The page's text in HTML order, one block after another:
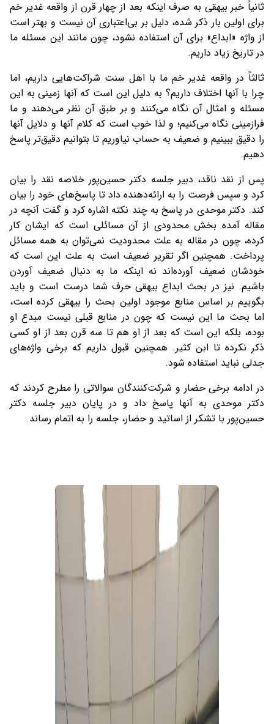
ثانیاً خبر بیهقی به صرف اینکه بعد از چهار قرن از واقعه غدیر خم
برای اولین بار ذکر شده، دلیل بر بی‌اعتباری آن نیست و بهتر است
از واژه «ابداع» برای آن استفاده نشود، چون مانند این مسئله ما
در تاریخ زیاد داریم.
ثالثاً در واقعه غدیر خم ما با اهل سنت شراکت‌هایی داریم، اما
چرا با آنها اختلاف داریم؟ به دلیل این است که آنها زمینی به این
مسئله و امثال آن نگاه می‌کنند و بر طبق آن نظر می‌دهند و ما
فرازمینی نگاه می‌کنیم؛ و لذا خوب است که کلام آنها و دلایل آنها
را دقیق ببینیم و ضعیف به حساب نیاوریم تا بتوانیم دقیق‌تر پاسخ
دهیم.
پس از نقد ناقد، دبیر جلسه دکتر حسین‌پور خلاصه نقد را بیان
کرد و سپس فرصت را به ارائه‌دهنده داد تا پاسخ‌های خود را بیان
کند. دکتر موحدی در پاسخ به چند نکته اشاره کرد و گفت آنچه در
مقاله آمده بخش محدودی از آن مسائلی است که ایشان کار
کرده، چون در مقاله به علت محدودیت نمی‌توان به همه مسائل
پرداخت. همچنین اگر تقریر ضعیف است به علت این است که
خودشان ضعیف آورده‌اند نه اینکه ما به دنبال ضعیف آوردن
باشیم. نیز در بحث ابداع بیهقی حرف شما درست است و باید
بگوییم بر اساس منابع موجود اولین بحث را بیهقی کرده است،
اما بحث ما این نیست که چون در منابع قبلی نیست مبدع او
بوده، بلکه این است که بعد از او هم تا سه قرن بعد از او کسی
ذکر نکرده تا ابن کثیر. همچنین قبول داریم که برخی واژه‌های
جدلی نباید استفاده شود.
در ادامه برخی حضار و شرکت‌کنندگان سوالاتی را مطرح کردند که
دکتر موحدی به آنها پاسخ داد و در پایان دبیر جلسه دکتر
حسین‌پور با تشکر از اساتید و حضار، جلسه را به اتمام رساند.